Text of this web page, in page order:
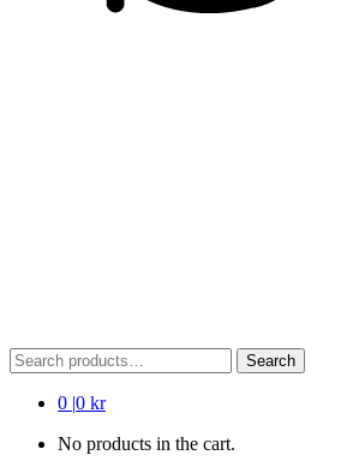
Search
for:
Search
0 |0 kr
No products in the cart.